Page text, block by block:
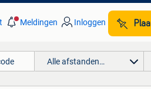
Meldingen Inloggen
Alle afstanden…